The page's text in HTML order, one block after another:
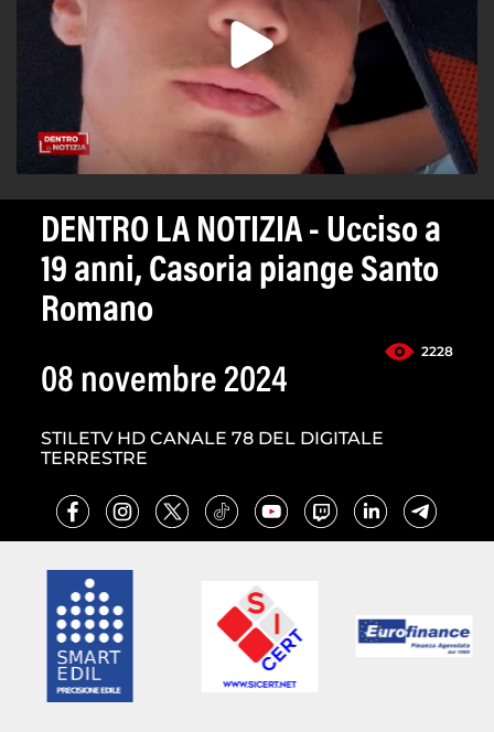
DENTRO LA NOTIZIA - Ucciso a
19 anni, Casoria piange Santo
Romano
2228
08 novembre 2024
STILETV HD CANALE 78 DEL DIGITALE
TERRESTRE